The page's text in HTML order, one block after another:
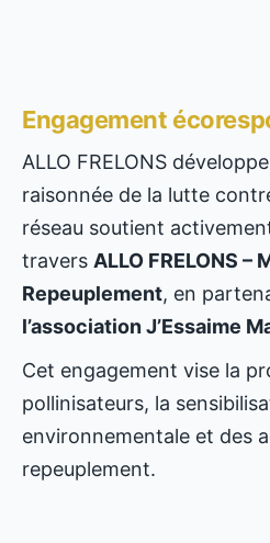
Engagement
ALLO FRELONS
raisonnée de la lutte
réseau soutient
travers ALLO FRELONS –
Repeuplement, en
l’association J’Essaime
Cet engagement vise la
pollinisateurs, la
environnementale et des
repeuplement.